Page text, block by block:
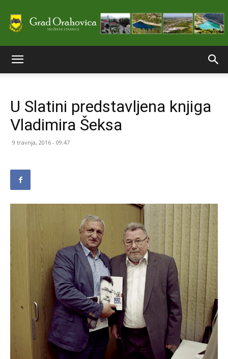
stranice
U Slatini predstavljena knjiga
Vladimira Šeksa
9 travnja, 2016 - 09:47